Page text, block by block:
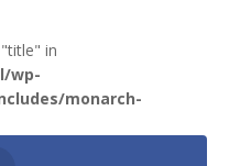
in
wp-
monarch-